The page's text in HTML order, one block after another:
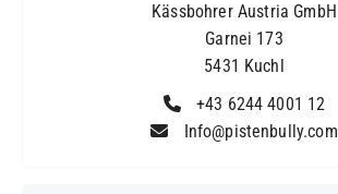
Kässbohrer Austria GmbH
Garnei 173
5431 Kuchl
+43 6244 4001 12
Info@pistenbully.com